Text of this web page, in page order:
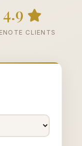
4.9
NOTE CLIENTS